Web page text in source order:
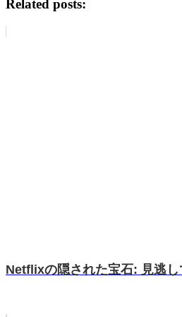
Related posts:
Netflixの隠された宝石: 見逃